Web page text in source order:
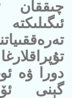
چىققان
دورا ۋە
گېنى